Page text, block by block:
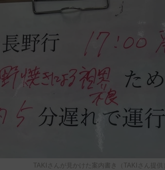
TAKIさんが見かけた案内書き（TAKIさん提供）